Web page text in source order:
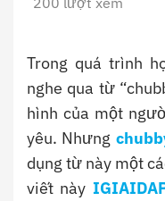
Trong quá trình
nghe qua từ
hình của một
yêu. Nhưng
dụng từ này một
viết này